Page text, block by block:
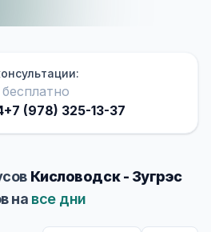
бесплатно
+7 (978) 325-13-37
Кисловодск - Зугрэс
на все дни